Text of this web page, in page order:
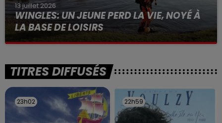
13 juillet 2026
WINGLES: UN JEUNE PERD LA VIE, NOYÉ À
LA BASE DE LOISIRS
La victime a coulé à pic
TITRES DIFFUSÉS
23h02
23h02 22h59
22h59